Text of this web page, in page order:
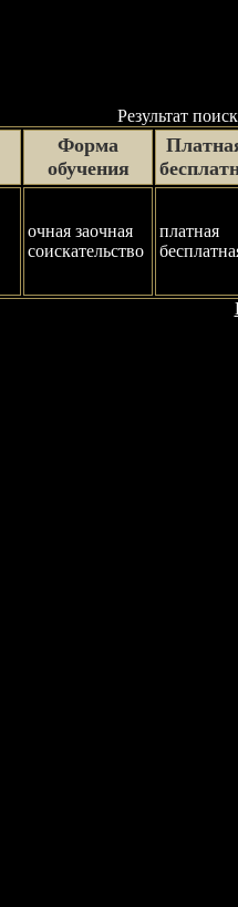
Результат
Форма
обучения
очная заочная
соискательство
платная